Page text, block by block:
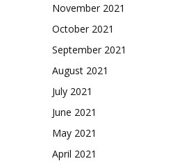
November 2021
October 2021
September 2021
August 2021
July 2021
June 2021
May 2021
April 2021